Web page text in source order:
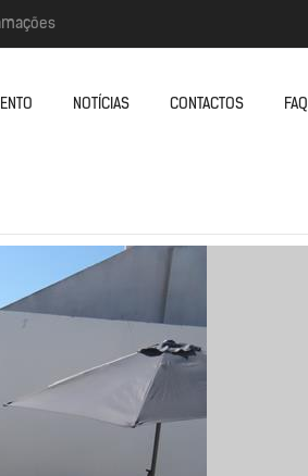
NOTÍCIAS CONTACTOS FAQ